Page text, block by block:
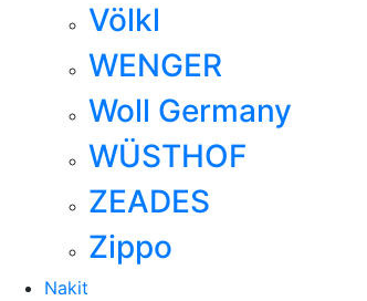
Völkl
WENGER
Woll Germany
WÜSTHOF
ZEADES
Zippo
Nakit